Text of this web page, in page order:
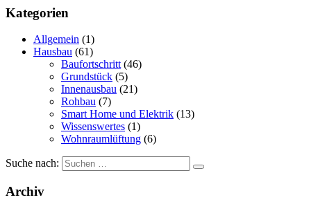
Kategorien
Allgemein (1)
Hausbau (61)
Baufortschritt (46)
Grundstück (5)
Innenausbau (21)
Rohbau (7)
Smart Home und Elektrik (13)
Wissenswertes (1)
Wohnraumlüftung (6)
Suche nach:
Archiv